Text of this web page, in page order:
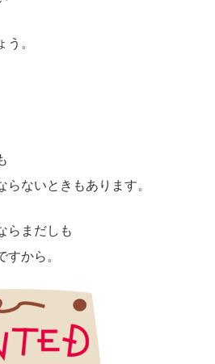
。
ないときもあります。
らまだしも
すから。